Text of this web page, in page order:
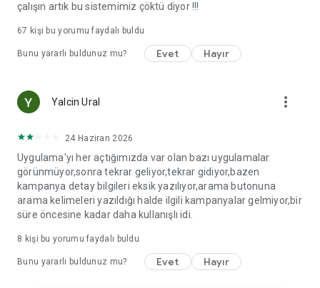
çalışın artık bu sistemimiz çöktü diyor !!!
67 kişi bu yorumu faydalı buldu
Bunu yararlı buldunuz mu? Evet Hayır
Yalcin Ural more_vert
24 Haziran 2026
Uygulama'yı her açtığımızda var olan bazı uygulamalar
görünmüyor,sonra tekrar geliyor,tekrar gidiyor,bazen
kampanya detay bilgileri eksik yazılıyor,arama butonuna
arama kelimeleri yazıldığı halde ilgili kampanyalar gelmiyor,bir
süre öncesine kadar daha kullanışlı idi.
8 kişi bu yorumu faydalı buldu
Bunu yararlı buldunuz mu? Evet Hayır